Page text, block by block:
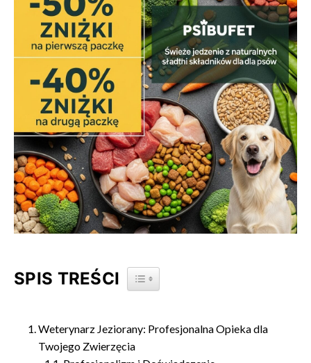
SPIS TREŚCI TOGGLE TABLE OF CONTENT
Weterynarz Jeziorany: Profesjonalna Opieka dla
Twojego Zwierzęcia